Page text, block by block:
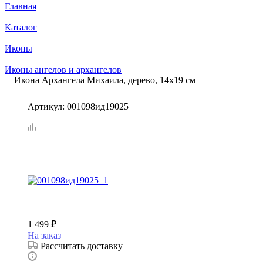
Главная
—
Каталог
—
Иконы
—
Иконы ангелов и архангелов
—Икона Архангела Михаила, дерево, 14х19 см
Артикул: 001098ид19025
1 499 ₽
На заказ
Рассчитать доставку